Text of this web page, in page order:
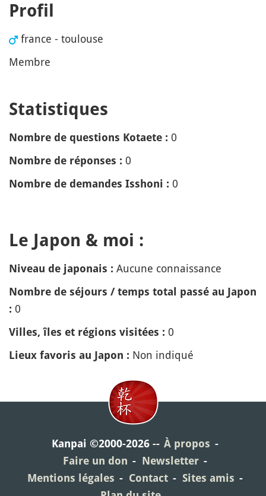
Profil
france - toulouse
Membre
Statistiques
Nombre de questions Kotaete : 0
Nombre de réponses : 0
Nombre de demandes Isshoni : 0
Le Japon & moi :
Niveau de japonais : Aucune connaissance
Nombre de séjours / temps total passé au Japon
: 0
Villes, îles et régions visitées : 0
Lieux favoris au Japon : Non indiqué
Kanpai ©2000-2026
À propos
Faire un don
Newsletter
Mentions légales
Contact
Sites amis